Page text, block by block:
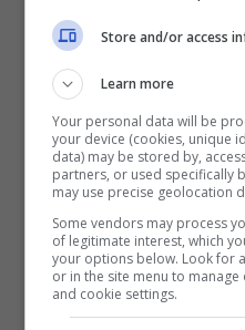
4 foglie di
origano secco
sale fino q.b.
Preparazione:
extravergine
Comincia a
rubinetto e a
Store and/or access
Learn more
Your personal data will be
your device (cookies, unique
data) may be stored by,
partners, or used specifically
may use precise geolocation
Some vendors may process
of legitimate interest, which
your options below. Look for
or in the site menu to
and cookie settings.